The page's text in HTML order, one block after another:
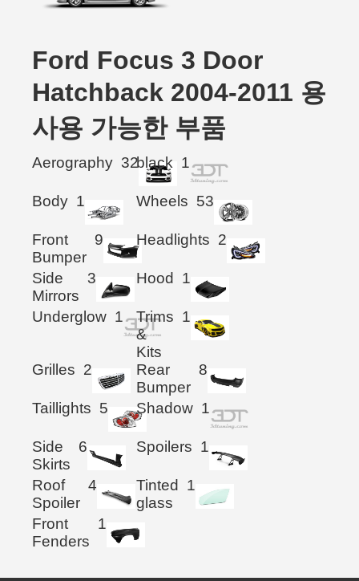
Ford Focus 3 Door
Hatchback 2004-2011 용
사용 가능한 부품
Aerography 32black 1
Body 1 Wheels 53
Front
Bumper
9 Headlights 2
Side
Mirrors
3 Hood 1
Underglow 1
Trims
&
Kits
1
Grilles 2
Rear
Bumper
8
Taillights 5 Shadow 1
Side
Skirts
6 Spoilers 1
Roof
Spoiler
4
Tinted
glass
1
Front
Fenders
1